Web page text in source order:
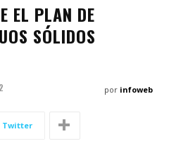
EL PLAN DE
SÓLIDOS
por infoweb
Twitter